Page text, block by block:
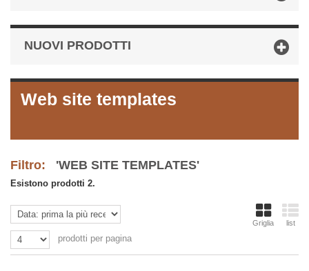
NUOVI PRODOTTI
Web site templates
Filtro: 'WEB SITE TEMPLATES'
Esistono prodotti 2.
Griglia list
prodotti per pagina